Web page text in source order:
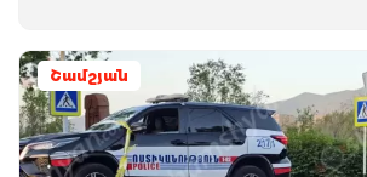
Շամշյան